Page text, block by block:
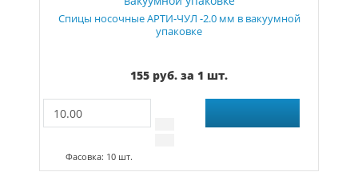
Спицы носочные АРТИ-ЧУЛ -2.0 мм в вакуумной
упаковке
155 руб. за 1 шт.
Фасовка: 10 шт.